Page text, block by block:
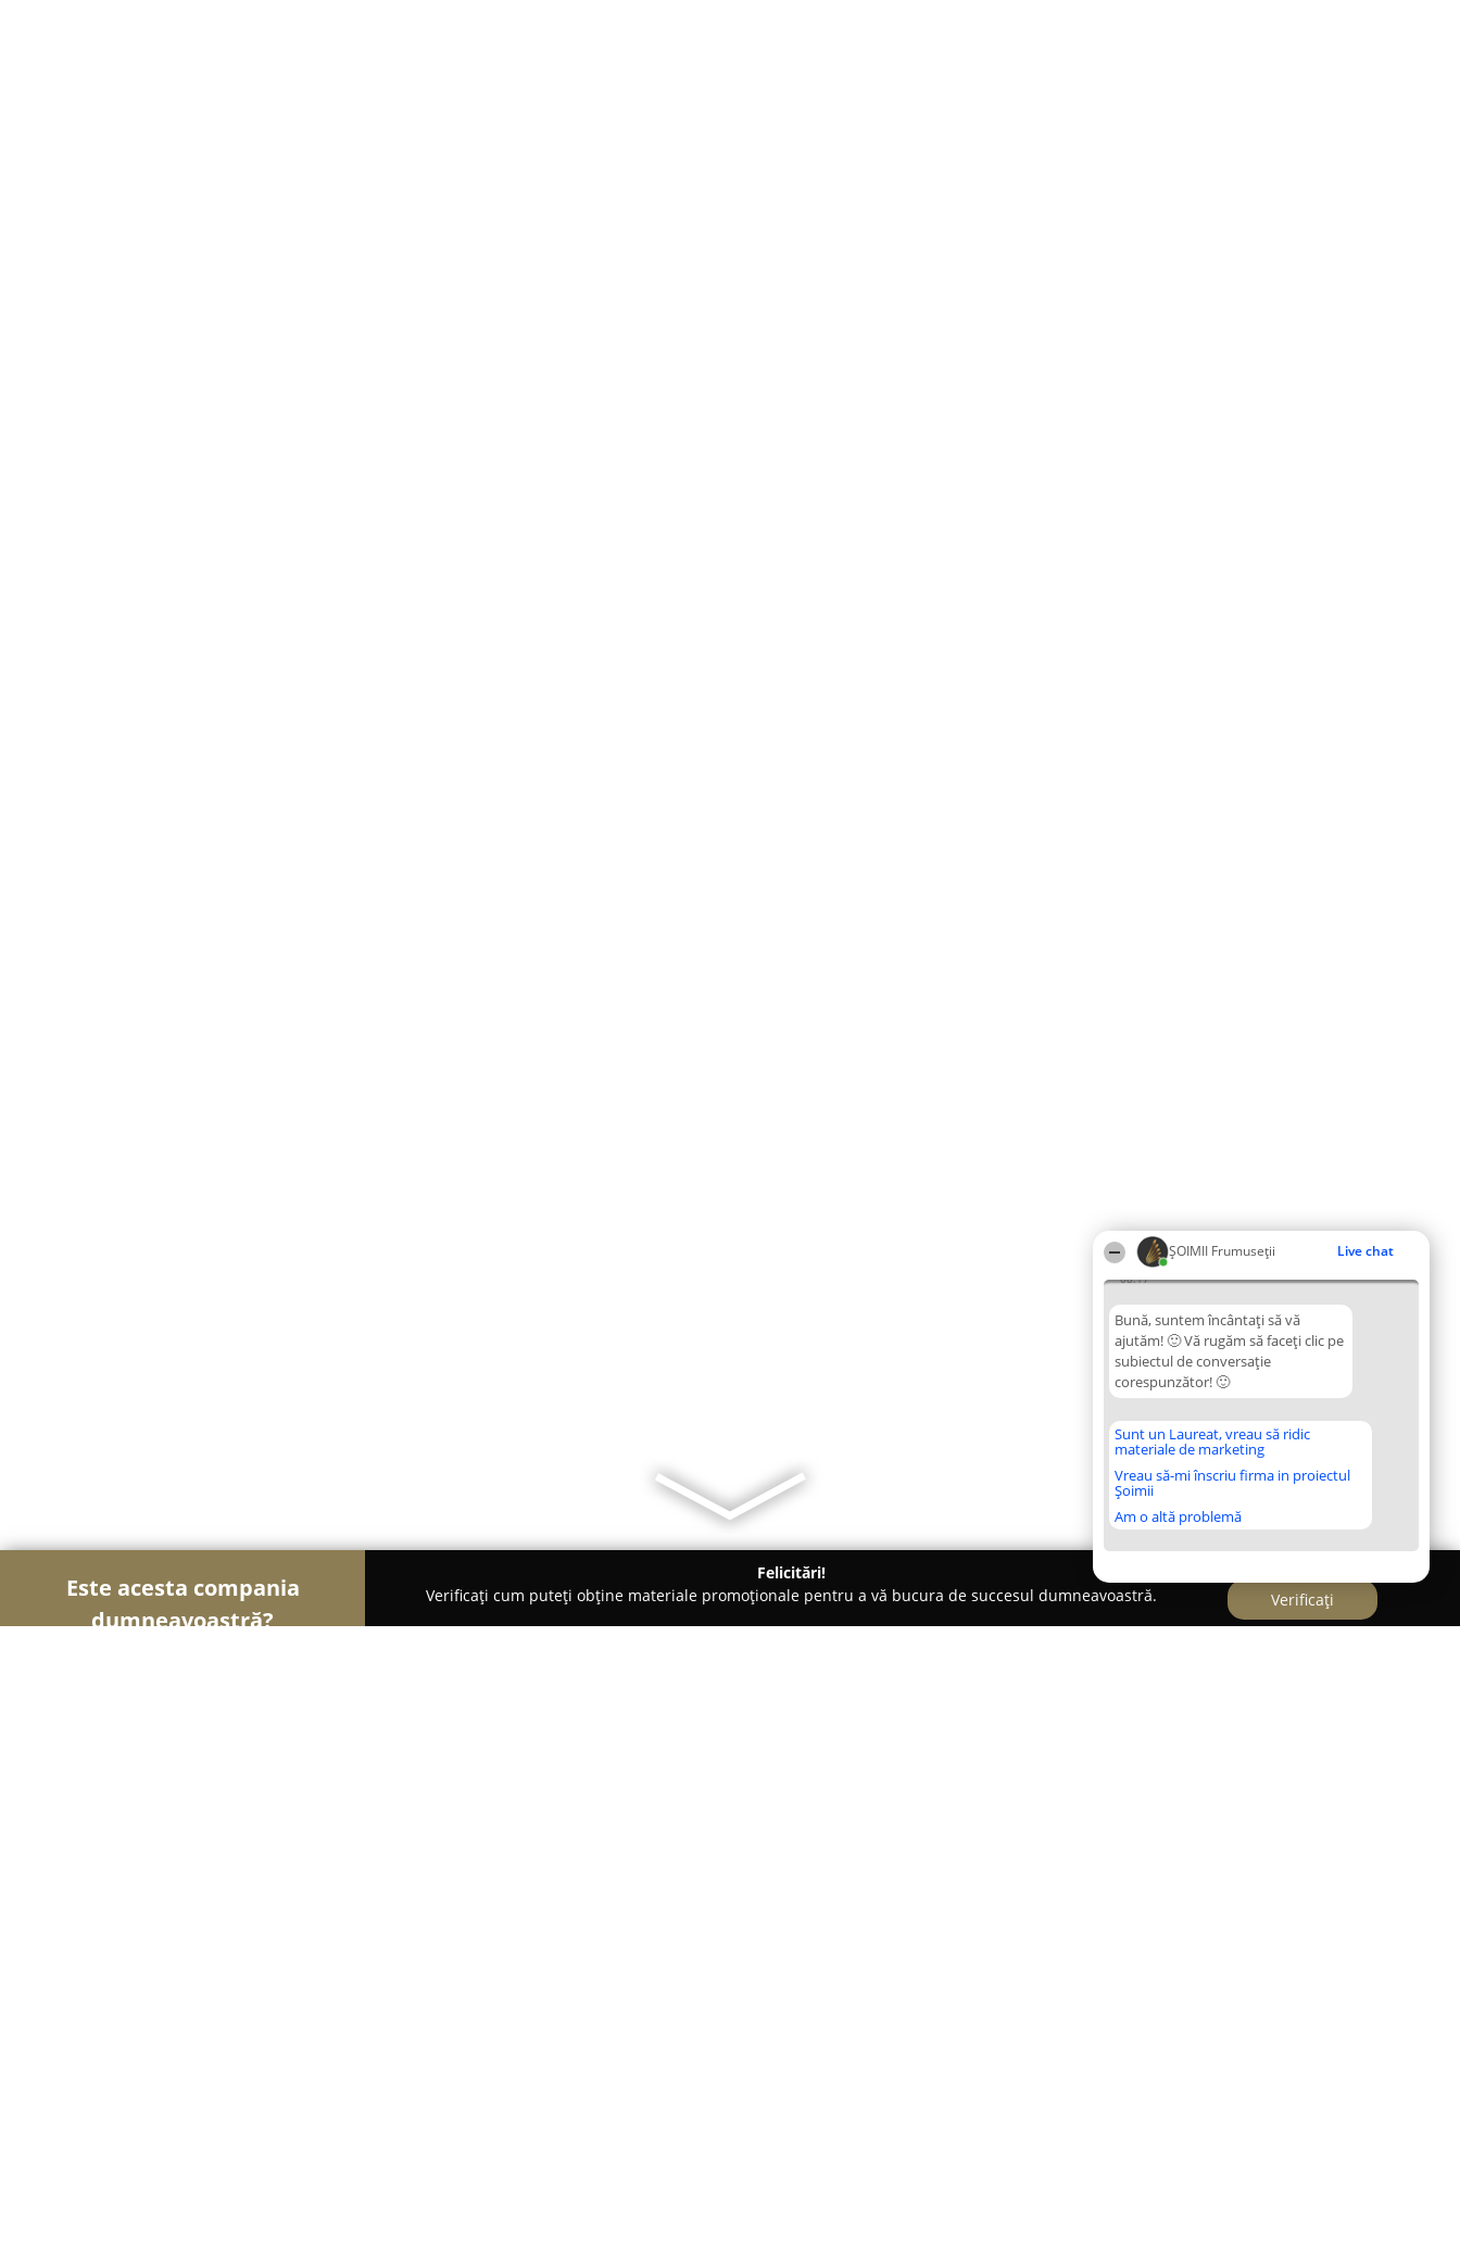
ȘOIMII Frumuseții Live chat
08:17
Bună, suntem încântați să vă
ajutăm! 🙂 Vă rugăm să faceți clic pe
subiectul de conversație
corespunzător! 🙂
Sunt un Laureat, vreau să ridic
materiale de marketing
Vreau să-mi înscriu firma in proiectul
Șoimii
Am o altă problemă
Este acesta compania
dumneavoastră?
Felicitări!
Verificați cum puteți obține materiale promoționale pentru a vă bucura de succesul dumneavoastră.
Verificați